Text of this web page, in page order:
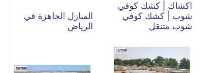
اكشاك | كشك كوفي
شوب | كشك كوفي
شوب متنقل
المنازل الجاهزة في
الرياض